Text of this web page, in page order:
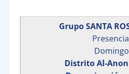
Grupo SANTA
Domingo
Distrito Al-